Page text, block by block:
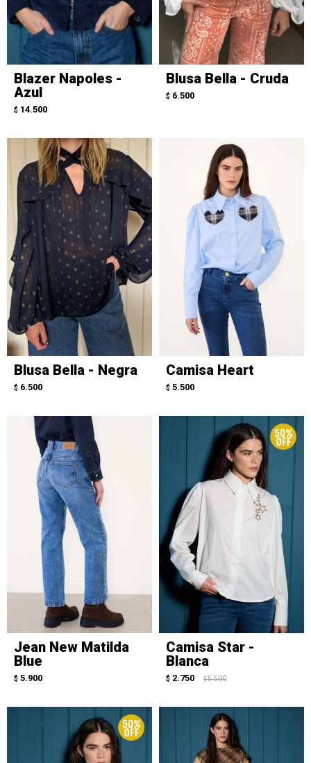
Blazer Napoles -
Azul
$ 14.500
Blusa Bella - Cruda
$ 6.500
Blusa Bella - Negra
$ 6.500
Camisa Heart
$ 5.500
Jean New Matilda
Blue
$ 5.900
Camisa Star -
Blanca
$ 2.750 $ 5.500